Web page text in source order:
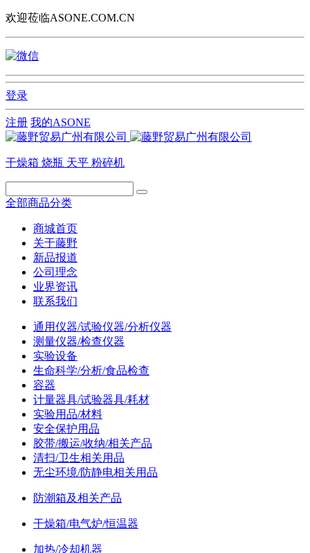
欢迎莅临ASONE.COM.CN
登录
注册 我的ASONE
干燥箱 烧瓶 天平 粉碎机
全部商品分类
商城首页
关于藤野
新品报道
公司理念
业界资讯
联系我们
通用仪器/试验仪器/分析仪器
测量仪器/检查仪器
实验设备
生命科学/分析/食品检查
容器
计量器具/试验器具/耗材
实验用品/材料
安全保护用品
胶带/搬运/收纳/相关产品
清扫/卫生相关用品
无尘环境/防静电相关用品
防潮箱及相关产品
干燥箱/电气炉/恒温器
加热/冷却机器